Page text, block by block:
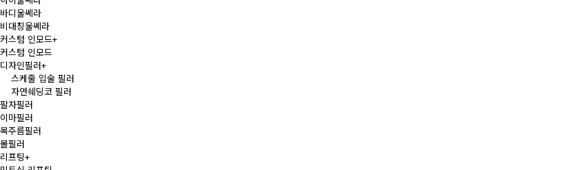
바디울쎄라
비대칭울쎄라
커스텀 인모드+
커스텀 인모드
디자인필러+
스케줄 입술 필러
자연쉐딩코 필러
팔자필러
이마필러
목주름필러
볼필러
리프팅+